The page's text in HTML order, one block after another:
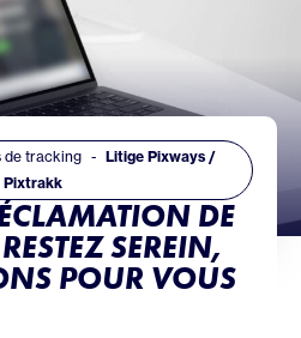
de tracking
Litige Pixways /
Pixtrakk
DE
SEREIN,
POUR VOUS